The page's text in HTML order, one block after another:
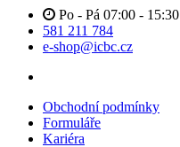
Po - Pá 07:00 - 15:30
581 211 784
e-shop@icbc.cz
Obchodní podmínky
Formuláře
Kariéra